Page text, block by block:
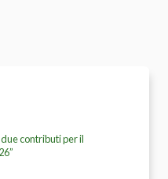
contributi per il